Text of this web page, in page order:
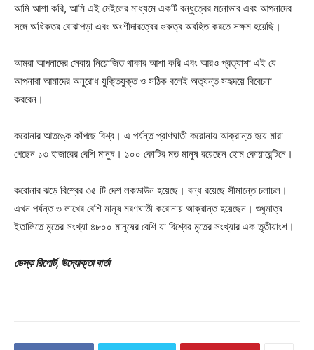
আমি আশা করি, আমি এই মেইলের মাধ্যমে একটি বন্ধুত্বের মনোভাব এবং আপনাদের
সঙ্গে অধিকতর বোঝাপড়া এবং অংশীদারত্বের গুরুত্ব অবহিত করতে সক্ষম হয়েছি।
আমরা আপনাদের সেবায় নিয়োজিত থাকার আশা করি এবং আরও প্রত্যাশা এই যে
আপনারা আমাদের অনুরোধ যুক্তিযুক্ত ও সঠিক বলেই অত্যন্ত সহৃদয়ে বিবেচনা
করবেন।
করোনার আতঙ্কে কাঁপছে বিশ্ব। এ পর্যন্ত প্রাণঘাতী করোনায় আক্রান্ত হয়ে মারা
গেছেন ১৩ হাজারের বেশি মানুষ। ১০০ কোটির মত মানুষ রয়েছেন হোম কোয়ারেন্টিনে।
করোনার ঝড়ে বিশ্বের ৩৫ টি দেশ লকডাউন হয়েছে। বন্ধ রয়েছে সীমান্তে চলাচল।
এখন পর্যন্ত ৩ লাখের বেশি মানুষ মরণঘাতী করোনায় আক্রান্ত হয়েছেন। শুধুমাত্র
ইতালিতে মৃতের সংখ্যা ৪৮০০ মানুষের বেশি যা বিশ্বের মৃতের সংখ্যার এক তৃতীয়াংশ।
ডেস্ক রিপোর্ট, উদ্যোক্তা বার্তা